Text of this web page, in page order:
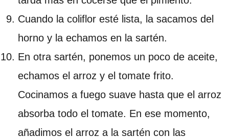
Cuando la coliflor esté lista, la sacamos del
horno y la echamos en la sartén.
En otra sartén, ponemos un poco de aceite,
echamos el arroz y el tomate frito.
Cocinamos a fuego suave hasta que el arroz
absorba todo el tomate. En ese momento,
añadimos el arroz a la sartén con las